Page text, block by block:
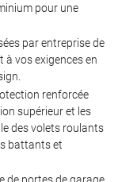
pour une
par entreprise de
à vos exigences en
renforcée
supérieur et les
des volets roulants
battants et